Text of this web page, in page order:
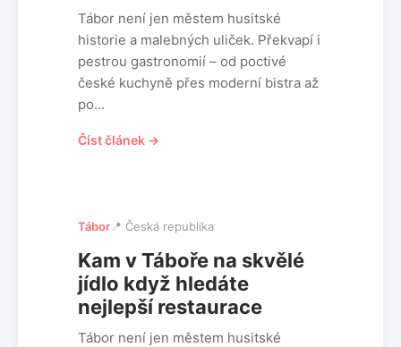
Tábor není jen městem husitské
historie a malebných uliček. Překvapí i
pestrou gastronomií – od poctivé
české kuchyně přes moderní bistra až
po...
Číst článek →
Tábor📍 Česká republika
Kam v Táboře na skvělé
jídlo když hledáte
nejlepší restaurace
Tábor není jen městem husitské